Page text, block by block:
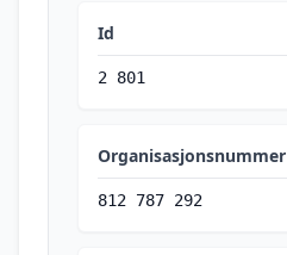
Id
2 801
Organisasjonsnummer
812 787 292